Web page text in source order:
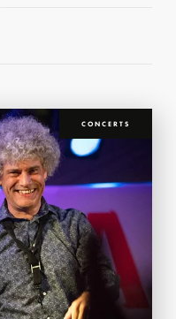
CONCERTS